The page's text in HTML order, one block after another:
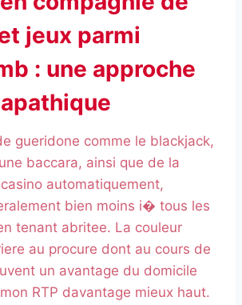
jeux parmi
: une approche
gueridone comme le blackjack,
baccara, ainsi que de la
automatiquement,
bien moins i� tous les
tenant abritee. La couleur
au procure dont au cours de
un avantage du domicile
RTP davantage mieux haut.